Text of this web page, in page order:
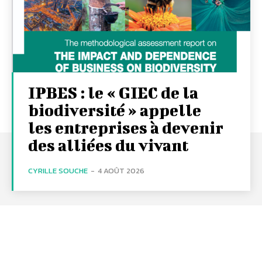
IPBES : le « GIEC de la
biodiversité » appelle
les entreprises à devenir
des alliées du vivant
CYRILLE SOUCHE - 4 AOÛT 2026